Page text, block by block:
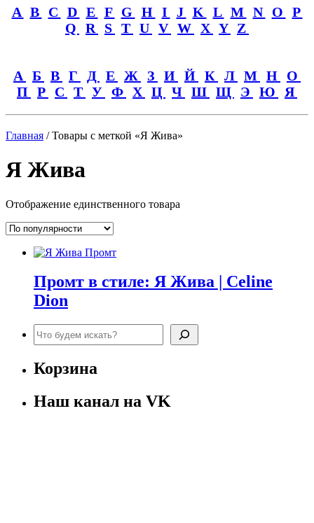
A B C D E F G H I J K L M N O
P
Q
R S T U V W X Y Z
А Б В Г Д Е Ж З И Й К Л М Н
О
П Р С Т У Ф Х Ц Ч Ш Щ Э Ю Я
Главная / Товары с меткой «Я Жива»
Я Жива
Отображение единственного товара
Промт в стиле: Я Жива | Celine
Dion
Поиск
Корзина
Наш канал на VK